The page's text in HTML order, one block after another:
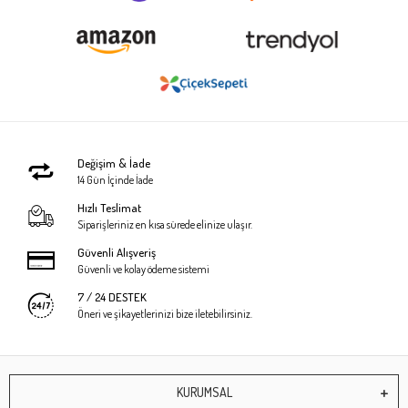
Değişim & İade
14 Gün İçinde İade
Hızlı Teslimat
Siparişleriniz en kısa sürede elinize ulaşır.
Güvenli Alışveriş
Güvenli ve kolay ödeme sistemi
7 / 24 DESTEK
Öneri ve şikayetlerinizi bize iletebilirsiniz.
KURUMSAL